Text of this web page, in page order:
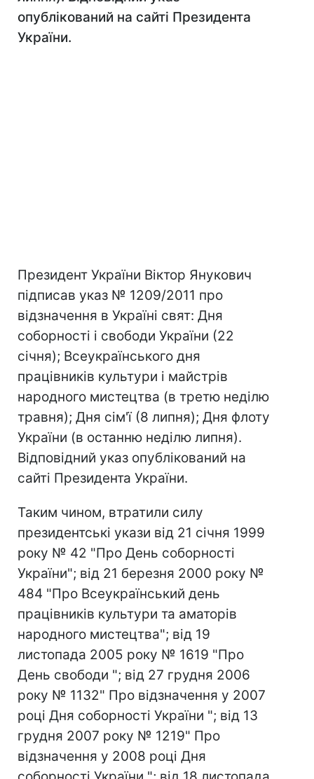
опублікований на сайті Президента
України.
Президент України Віктор Янукович
підписав указ № 1209/2011 про
відзначення в Україні свят: Дня
соборності і свободи України (22
січня); Всеукраїнського дня
працівників культури і майстрів
народного мистецтва (в третю неділю
травня); Дня сім'ї (8 липня); Дня флоту
України (в останню неділю липня).
Відповідний указ опублікований на
сайті Президента України.
Таким чином, втратили силу
президентські укази від 21 січня 1999
року № 42 "Про День соборності
України"; від 21 березня 2000 року №
484 "Про Всеукраїнський день
працівників культури та аматорів
народного мистецтва"; від 19
листопада 2005 року № 1619 "Про
День свободи "; від 27 грудня 2006
року № 1132" Про відзначення у 2007
році Дня соборності України "; від 13
грудня 2007 року № 1219" Про
відзначення у 2008 році Дня